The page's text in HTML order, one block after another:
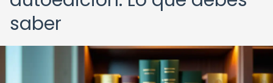
saber